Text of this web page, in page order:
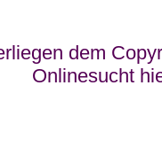
dem
Onlinesucht